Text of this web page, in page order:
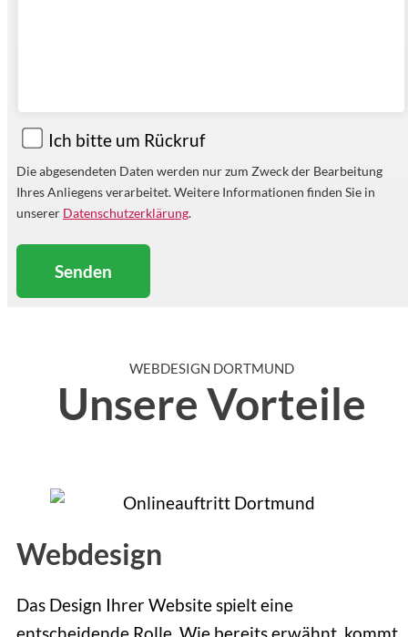
Ich bitte um Rückruf
Die abgesendeten Daten werden nur zum Zweck der Bearbeitung
Ihres Anliegens verarbeitet. Weitere Informationen finden Sie in
unserer Datenschutzerklärung.
Senden
WEBDESIGN DORTMUND
Unsere Vorteile
Webdesign
Das Design Ihrer Website spielt eine